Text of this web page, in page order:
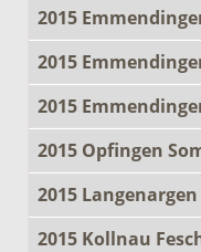
2015
2015
2015
2015 Opfingen
2015
2015 Kollnau